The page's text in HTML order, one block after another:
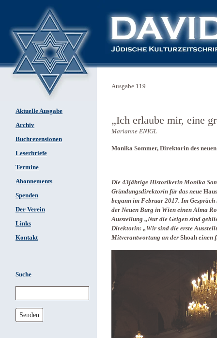
Aktuelle Ausgabe
Archiv
Buchrezensionen
Leserbriefe
Termine
Abonnements
Spenden
Der Verein
Links
Kontakt
Suche
Senden
Ausgabe 119
„Ich erlaube mir, eine
Marianne ENIGL
Monika Sommer, Direktorin des
Die 43jährige Historikerin Monika
Gründungsdirektorin für das neue
begann im Februar 2017. Im
der Neuen Burg in Wien einen Alma
Ausstellung „Nur die Geigen sind
Direktorin: „Wir sind die erste
Mitverantwortung an der Shoah einen